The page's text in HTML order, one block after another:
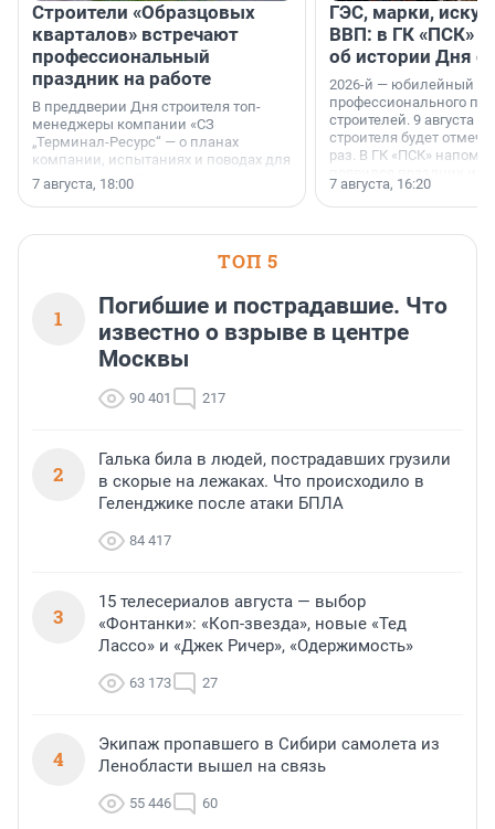
Строители «Образцовых
кварталов» встречают
профессиональный
праздник на работе
В преддверии Дня строителя топ-
менеджеры компании «СЗ
„Терминал-Ресурс“ — о планах
компании, испытаниях и поводах для
осторожного оптимизма.
7 августа, 18:00
ГЭС, марки,
ВВП: в ГК «ПСК»
об истории Дня
2026-й — юбилейный
профессионального
строителей. 9 августа
строителя будет
раз. В ГК «ПСК»
поменялась роль
7 августа, 16:20
ТОП 5
1
Погибшие и пострадавшие. Что
известно о взрыве в центре
Москвы
90 401 217
2
Галька била в людей, пострадавших грузили
в скорые на лежаках. Что происходило в
Геленджике после атаки БПЛА
84 417
3
15 телесериалов августа — выбор
«Фонтанки»: «Коп-звезда», новые «Тед
Лассо» и «Джек Ричер», «Одержимость»
63 173 27
4
Экипаж пропавшего в Сибири самолета из
Ленобласти вышел на связь
55 446 60